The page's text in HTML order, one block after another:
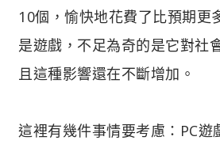
10個，愉快地花費了比預期更
是遊戲，不足為奇的是它對社
且這種影響還在不斷增加。
這裡有幾件事情要考慮：PC遊